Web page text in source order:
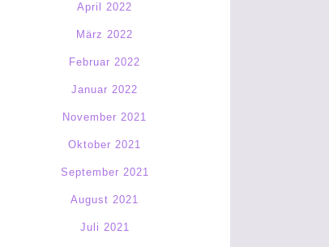
April 2022
März 2022
Februar 2022
Januar 2022
November 2021
Oktober 2021
September 2021
August 2021
Juli 2021